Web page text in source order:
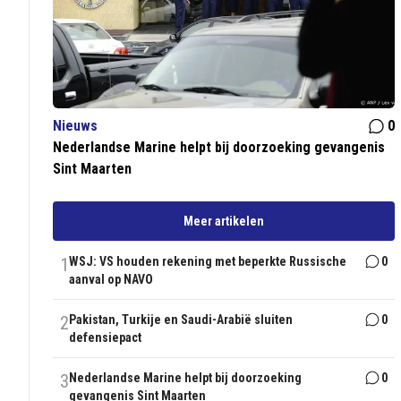
Nieuws
0
Nederlandse Marine helpt bij doorzoeking gevangenis
Sint Maarten
Meer artikelen
1WSJ: VS houden rekening met beperkte Russische
aanval op NAVO
0
2 Pakistan, Turkije en Saudi-Arabië sluiten
defensiepact
0
3 Nederlandse Marine helpt bij doorzoeking
gevangenis Sint Maarten
0